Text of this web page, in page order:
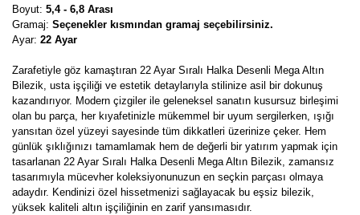
Boyut: 5,4 - 6,8 Arası
Gramaj: Seçenekler kısmından gramaj seçebilirsiniz.
Ayar: 22 Ayar
Zarafetiyle göz kamaştıran 22 Ayar Sıralı Halka Desenli Mega Altın
Bilezik, usta işçiliği ve estetik detaylarıyla stilinize asil bir dokunuş
kazandırıyor. Modern çizgiler ile geleneksel sanatın kusursuz birleşimi
olan bu parça, her kıyafetinizle mükemmel bir uyum sergilerken, ışığı
yansıtan özel yüzeyi sayesinde tüm dikkatleri üzerinize çeker. Hem
günlük şıklığınızı tamamlamak hem de değerli bir yatırım yapmak için
tasarlanan 22 Ayar Sıralı Halka Desenli Mega Altın Bilezik, zamansız
tasarımıyla mücevher koleksiyonunuzun en seçkin parçası olmaya
adaydır. Kendinizi özel hissetmenizi sağlayacak bu eşsiz bilezik,
yüksek kaliteli altın işçiliğinin en zarif yansımasıdır.